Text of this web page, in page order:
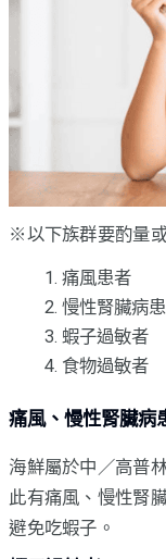
※以下族群要酌量
痛風患者
慢性腎臟病
蝦子過敏者
食物過敏者
痛風、慢性腎臟病
海鮮屬於中／高普
此有痛風、慢性腎
避免吃蝦子。